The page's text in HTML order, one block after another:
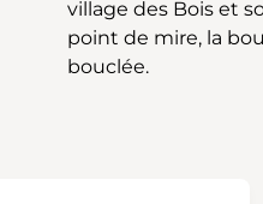
bouclée.